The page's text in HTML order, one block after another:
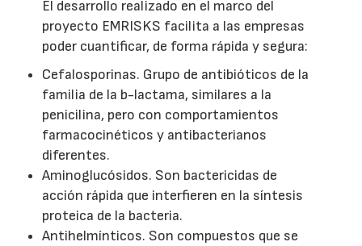
El desarrollo realizado en el marco del
proyecto EMRISKS facilita a las empresas
poder cuantificar, de forma rápida y segura:
Cefalosporinas. Grupo de antibióticos de la
familia de la b-lactama, similares a la
penicilina, pero con comportamientos
farmacocinéticos y antibacterianos
diferentes.
Aminoglucósidos. Son bactericidas de
acción rápida que interfieren en la síntesis
proteica de la bacteria.
Antihelmínticos. Son compuestos que se